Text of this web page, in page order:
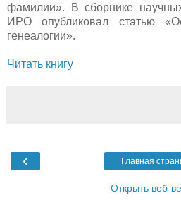
фамилии». В сборнике
ИРО опубликовал статью
генеалогии».
Читать книгу
‹ Главная
Открыть веб-